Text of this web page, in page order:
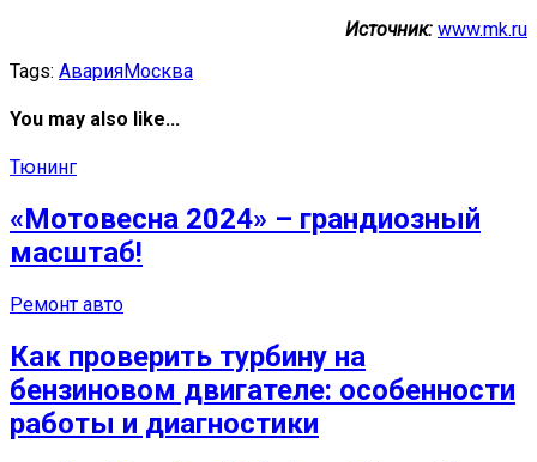
Источник: www.mk.ru
Tags: АварияМосква
You may also like...
Тюнинг
«Мотовесна 2024» – грандиозный
масштаб!
Ремонт авто
Как проверить турбину на
бензиновом двигателе: особенности
работы и диагностики